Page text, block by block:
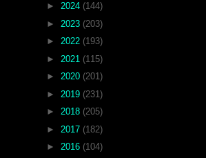
► 2024 (144)
► 2023 (203)
► 2022 (193)
► 2021 (115)
► 2020 (201)
► 2019 (231)
► 2018 (205)
► 2017 (182)
► 2016 (104)